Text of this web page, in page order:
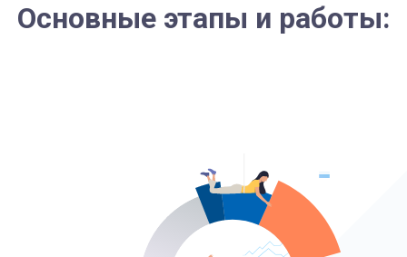
Основные этапы и работы: